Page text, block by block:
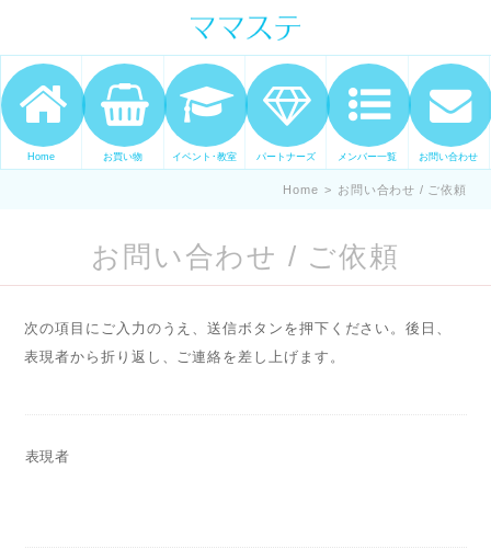
ママの才能発信します。 手づくり
表現ステージ ママステ スキル・セ
ンスを表現したいママが集まって
ます。
Home お買い物 イベント･教室 パートナーズ メンバー一覧 お問い合わせ
Home > お問い合わせ / ご依頼
お問い合わせ / ご依頼
次の項目にご入力のうえ、送信ボタンを押下ください。後日、
表現者から折り返し、ご連絡を差し上げます。
表現者